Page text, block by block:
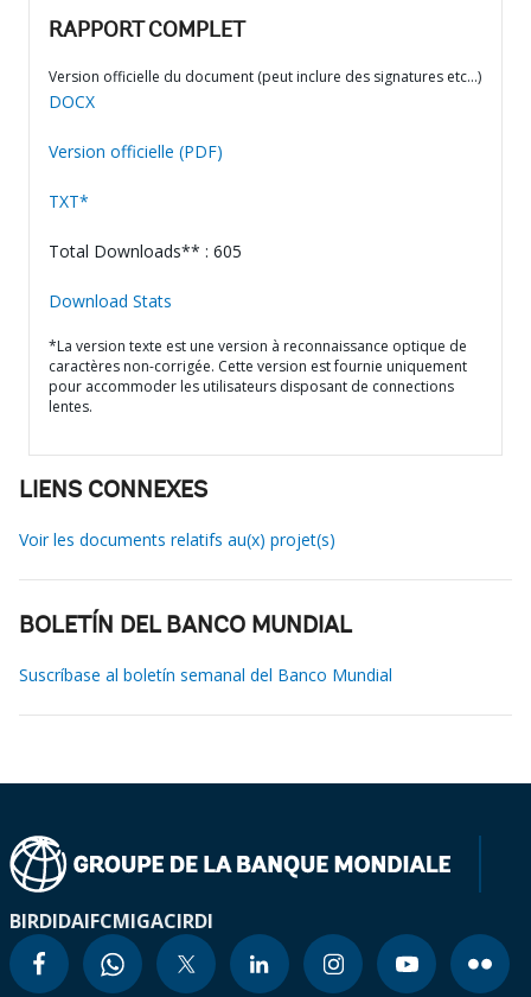
RAPPORT COMPLET
Version officielle du document (peut inclure des signatures etc…)
DOCX
Version officielle (PDF)
TXT*
Total Downloads** : 605
Download Stats
*La version texte est une version à reconnaissance optique de
caractères non-corrigée. Cette version est fournie uniquement
pour accommoder les utilisateurs disposant de connections
lentes.
LIENS CONNEXES
Voir les documents relatifs au(x) projet(s)
BOLETÍN DEL BANCO MUNDIAL
Suscríbase al boletín semanal del Banco Mundial
BIRDIDAIFCMIGACIRDI